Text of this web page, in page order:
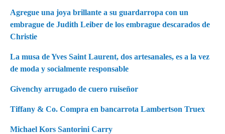
Agregue una joya brillante a su guardarropa con un
embrague de Judith Leiber de los embrague descarados de
Christie
La musa de Yves Saint Laurent, dos artesanales, es a la vez
de moda y socialmente responsable
Givenchy arrugado de cuero ruiseñor
Tiffany & Co. Compra en bancarrota Lambertson Truex
Michael Kors Santorini Carry